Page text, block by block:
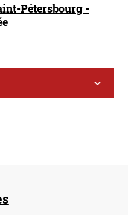
Pétersbourg -